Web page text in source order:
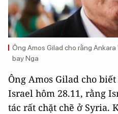
Ông Amos Gilad cho rằng
bay Nga
Ông Amos Gilad cho
Israel hôm 28.11, rằng
tác rất chặt chẽ ở Syria.